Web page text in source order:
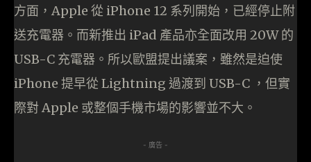
方面，Apple 從 iPhone 12 系列開始，已經停止附
送充電器。而新推出 iPad 產品亦全面改用 20W 的
USB-C 充電器。所以歐盟提出議案，雖然是迫使
iPhone 提早從 Lightning 過渡到 USB-C ，但實
際對 Apple 或整個手機市場的影響並不大。
- 廣告 -